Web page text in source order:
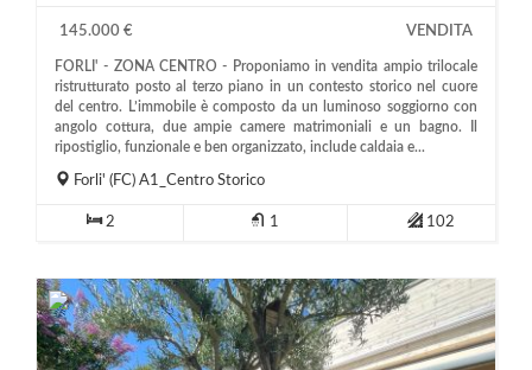
145.000 € VENDITA
FORLI' - ZONA CENTRO - Proponiamo in vendita ampio trilocale
ristrutturato posto al terzo piano in un contesto storico nel cuore
del centro. L’immobile è composto da un luminoso soggiorno con
angolo cottura, due ampie camere matrimoniali e un bagno. Il
ripostiglio, funzionale e ben organizzato, include caldaia e...
Forli' (FC) A1_Centro Storico
2 1 102